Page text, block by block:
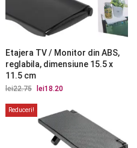
Etajera TV / Monitor din ABS,
reglabila, dimensiune 15.5 x
11.5 cm
lei22.75
Prețul
a
fost:
lei22.75.
lei18.20
lei18.20.
Reduceri!